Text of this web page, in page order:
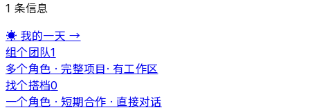
1 条信息
☀ 我的一天 →
组个团队1
多个角色 · 完整项目· 有工作区
找个搭档0
一个角色 · 短期合作 · 直接对话